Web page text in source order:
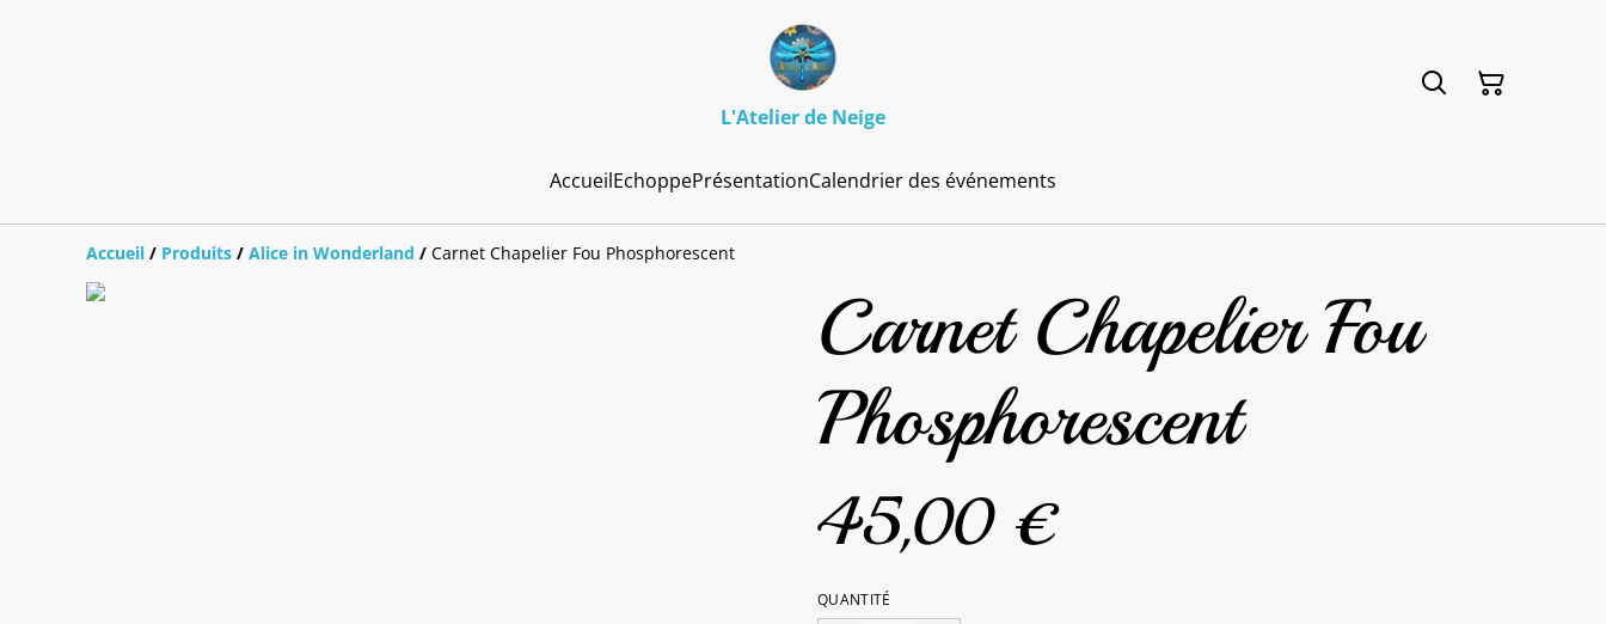
L'Atelier de Neige
AccueilEchoppePrésentationCalendrier des événements
Accueil / Produits / Alice in Wonderland / Carnet Chapelier Fou Phosphorescent
Carnet Chapelier Fou
Phosphorescent
45,00 €
QUANTITÉ